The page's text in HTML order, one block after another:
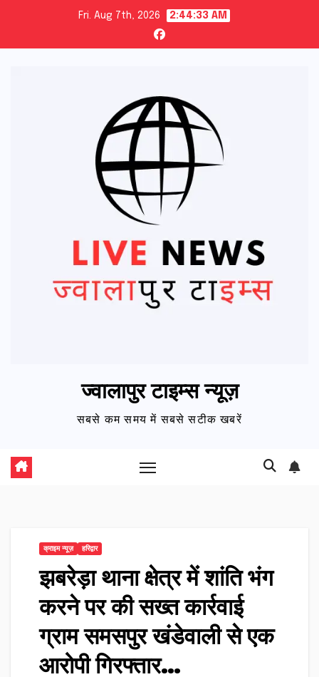
content
Fri. Aug 7th, 2026 2:44:34 AM
ज्वालापुर टाइम्स न्यूज़
सबसे कम समय में सबसे सटीक खबरें
क्राइम न्यूज़ हरिद्वार
झबरेड़ा थाना क्षेत्र में शांति भंग
करने पर की सख्त कार्रवाई
ग्राम समसपुर खंडेवाली से एक
आरोपी गिरफ्तार…